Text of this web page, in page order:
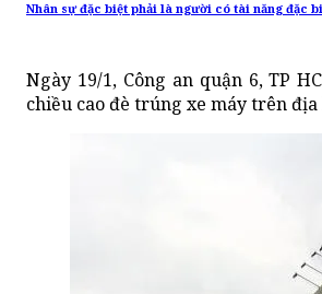
Nhân sự đặc biệt phải là người có tài năng đặc
Ngày 19/1, Công an quận 6, TP
chiều cao đè trúng xe máy trên địa